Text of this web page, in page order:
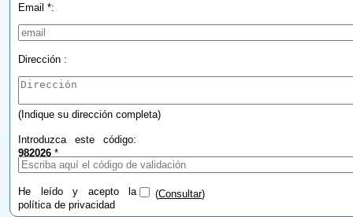
Email *:
Dirección :
(Indique su dirección completa)
Introduzca este código:
982026 *
He leído y acepto la
política de privacidad
(Consultar)